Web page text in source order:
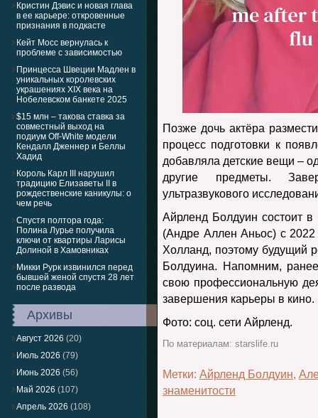
Кристин Дэвис и новая глава
в ее карьере: откровенные
признания в подкасте
Кейт Мосс вернулась к
проблеме с зависимостью
Принцесса Швеции Мадлен в
уникальных королевских
украшениях XIX века на
Нобелевском банкете 2025
$15 млн – такова ставка за
совместный выход на
подиум Off-White модели
Кендалл Дженнер и Беллы
Хадид
Король Карл III нарушил
традицию Елизаветы II в
рождественские каникулы: о
чем речь
Спустя полтора года:
Полина Лурье получила
ключи от квартиры Ларисы
Долиной в Хамовниках
Микки Рурк извинился перед
бывшей женой спустя 28 лет
после развода
Архивы
Август 2026 (20)
Июль 2026 (79)
Июнь 2026 (56)
Май 2026 (107)
Апрель 2026 (108)
Позже дочь актёра
процесс подготовки к
добавляла детские вещи –
другие предметы.
ультразвукового
Айрленд Болдуин состоит в
(Андре Аллен Аньос) с
Холланд, поэтому будущий
Болдуина. Напомним,
свою профессиональную
завершения карьеры в кино.
Фото: соц. сети Айрленд.
По материалам: starslife.ru
Метки: Айрленд Болдуин,
знаменитости